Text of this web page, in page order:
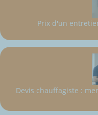
Prix d'un
Devis chauffagiste :